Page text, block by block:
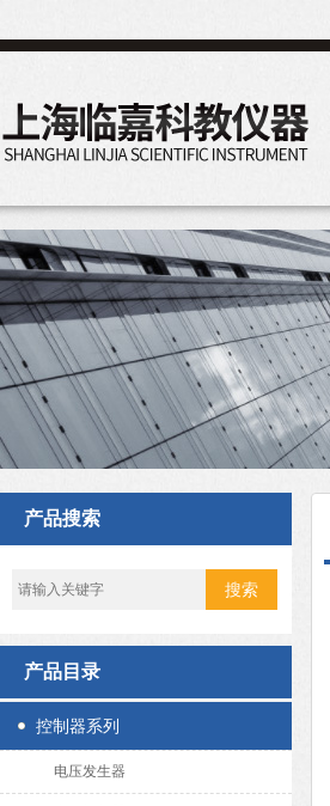
产品搜索
产品目录
控制器系列
电压发生器